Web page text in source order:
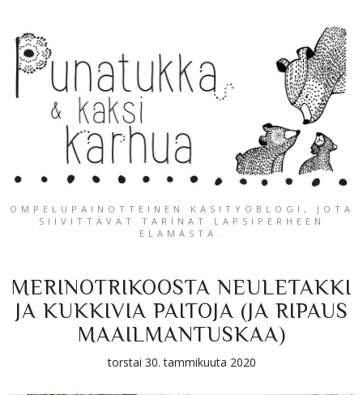
OMPELUPAINOTTEINEN KÄSITYÖBLOGI, JOTA
SIIVITTÄVÄT TARINAT LAPSIPERHEEN
ELÄMÄSTÄ.
MERINOTRIKOOSTA NEULETAKKI
JA KUKKIVIA PAITOJA (JA RIPAUS
MAAILMANTUSKAA)
torstai 30. tammikuuta 2020